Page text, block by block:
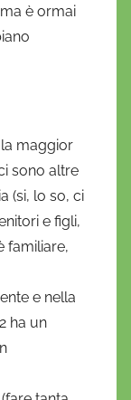
è ormai
la maggior
sono altre
(si, lo so, ci
e figli,
familiare,
e nella
ha un